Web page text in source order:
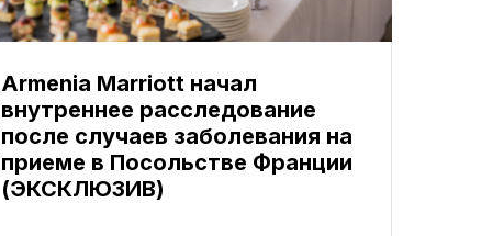
Armenia Marriott начал
внутреннее расследование
после случаев заболевания на
приеме в Посольстве Франции
(ЭКСКЛЮЗИВ)